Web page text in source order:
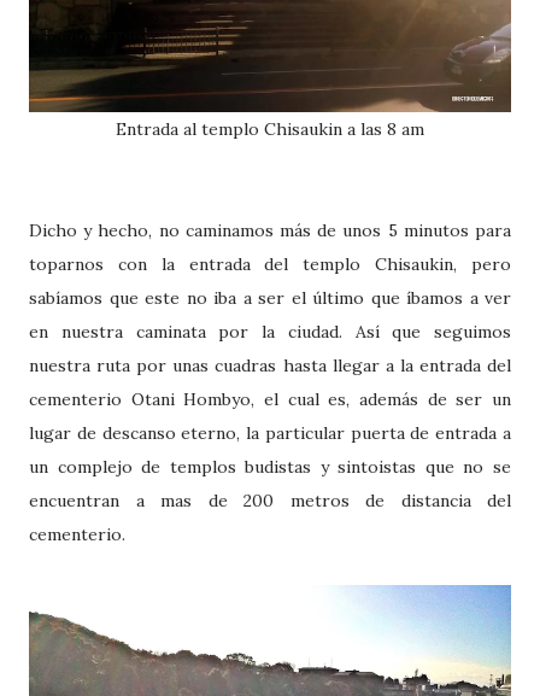
Entrada al templo Chisaukin a las 8 am
Dicho y hecho, no caminamos más de unos 5 minutos para
toparnos con la entrada del templo Chisaukin, pero
sabíamos que este no iba a ser el último que íbamos a ver
en nuestra caminata por la ciudad. Así que seguimos
nuestra ruta por unas cuadras hasta llegar a la entrada del
cementerio Otani Hombyo, el cual es, además de ser un
lugar de descanso eterno, la particular puerta de entrada a
un complejo de templos budistas y sintoistas que no se
encuentran a mas de 200 metros de distancia del
cementerio.